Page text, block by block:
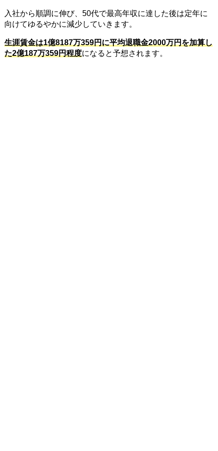
入社から順調に伸び、50代で最高年収に達した後は定年に
向けてゆるやかに減少していきます。
生涯賃金は1億8187万359円に平均退職金2000万円を加算し
た2億187万359円程度になると予想されます。